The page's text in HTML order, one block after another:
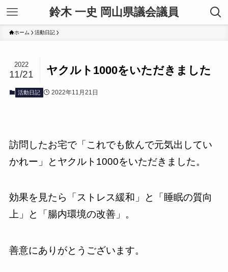
鈴木 一史 岡山県議会議員
ホーム 活動日記
ヤクルト1000をいただきました
2022
11/21
活動日記 2022年11月21日
訪問したお宅で「これでも飲んで元気出してい
かれー」とヤクルト1000をいただきました。
効果を見たら「ストレス緩和」と「睡眠の質向
上」と「腸内環境の改善」。
善意にありがとうございます。